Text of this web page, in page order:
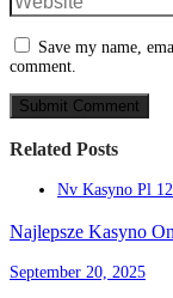
Save my name,
comment.
Related Posts
Nv Kasyno Pl
Najlepsze Kasyno
September 20, 2025